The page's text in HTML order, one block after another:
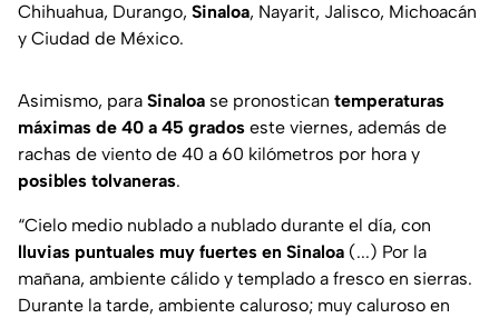
Chihuahua, Durango, Sinaloa, Nayarit, Jalisco, Michoacán
y Ciudad de México.
Asimismo, para Sinaloa se pronostican temperaturas
máximas de 40 a 45 grados este viernes, además de
rachas de viento de 40 a 60 kilómetros por hora y
posibles tolvaneras.
“Cielo medio nublado a nublado durante el día, con
lluvias puntuales muy fuertes en Sinaloa (...) Por la
mañana, ambiente cálido y templado a fresco en sierras.
Durante la tarde, ambiente caluroso; muy caluroso en